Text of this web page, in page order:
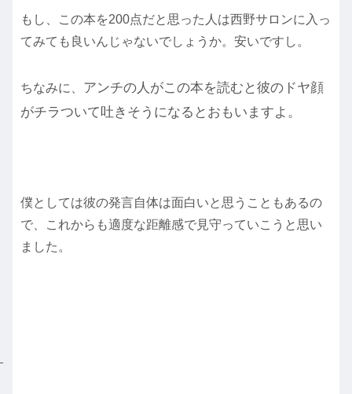
もし、この本を200点だと思った人は西野サロンに入っ
てみても良いんじゃないでしょうか。安いですし。
ちなみに、 アンチの人がこの本を読むと彼のドヤ顔
がチラついて吐きそうになるとおもいますよ。
僕としては彼の発言自体は面白いと思うこともあるの
で、これからも適度な距離感で見守っていこうと思い
ました。